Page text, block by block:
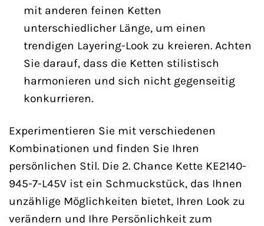
mit anderen feinen Ketten
unterschiedlicher Länge, um einen
trendigen Layering-Look zu kreieren. Achten
Sie darauf, dass die Ketten stilistisch
harmonieren und sich nicht gegenseitig
konkurrieren.
Experimentieren Sie mit verschiedenen
Kombinationen und finden Sie Ihren
persönlichen Stil. Die 2. Chance Kette KE2140-
945-7-L45V ist ein Schmuckstück, das Ihnen
unzählige Möglichkeiten bietet, Ihren Look zu
verändern und Ihre Persönlichkeit zum